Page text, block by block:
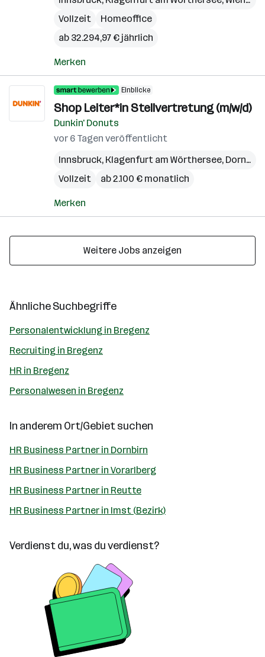
Vollzeit
Homeoffice
ab 32.294,97 € jährlich
Merken
Einblicke
Shop Leiter*in Stellvertretung (m/w/d)
Dunkin' Donuts
vor 6 Tagen veröffentlicht
Innsbruck, Klagenfurt am Wörthersee, Dornbirn
Vollzeit
ab 2.100 € monatlich
Merken
Weitere Jobs anzeigen
Ähnliche Suchbegriffe
Personalentwicklung in Bregenz
Recruiting in Bregenz
HR in Bregenz
Personalwesen in Bregenz
In anderem Ort/Gebiet suchen
HR Business Partner in Dornbirn
HR Business Partner in Vorarlberg
HR Business Partner in Reutte
HR Business Partner in Imst (Bezirk)
Verdienst du, was du verdienst?